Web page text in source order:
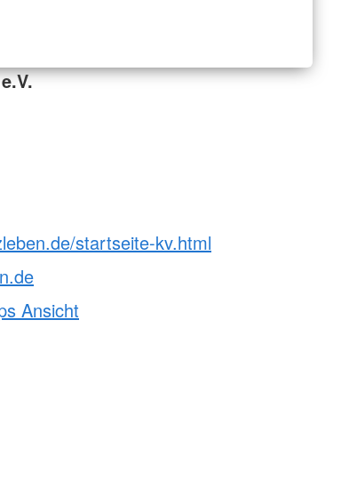
startseite-kv.html
Ansicht